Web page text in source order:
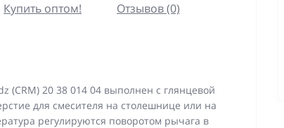
Купить оптом!
Отзывов (0)
(CRM) 20 38 014 04 выполнен с глянцевой
для смесителя на столешнице или на
регулируются поворотом рычага в